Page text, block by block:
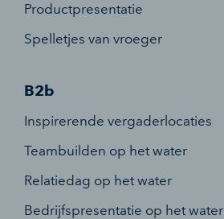
Productpresentatie
Spelletjes van vroeger
B2b
Inspirerende vergaderlocaties
Teambuilden op het water
Relatiedag op het water
Bedrijfspresentatie op het water